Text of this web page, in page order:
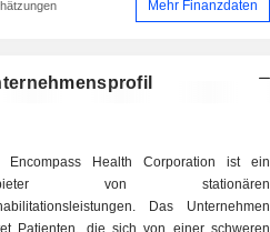
Mehr Finanzdaten
Encompass Health Corporation ist ein
von stationären
Das Unternehmen
Patienten, die sich von einer schweren